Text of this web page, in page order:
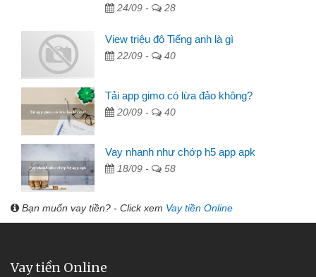
24/09 - 28
View triệu đô Tiếng anh là gì
22/09 - 40
Tải app gimo có lừa đảo không?
20/09 - 40
Vay nhanh như chớp h5 app apk
18/09 - 58
Bạn muốn vay tiền? - Click xem Vay tiền Online
Vay tiền Online